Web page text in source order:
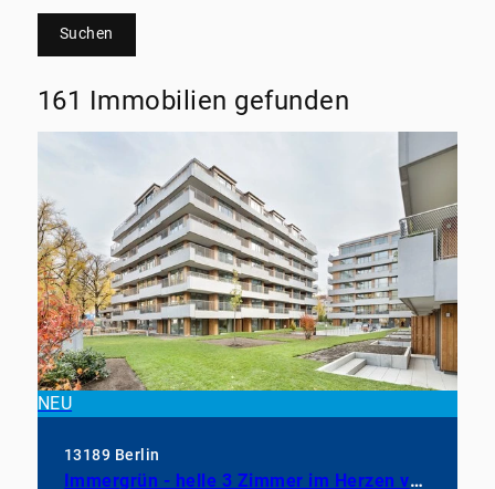
Suchen
161 Immobilien gefunden
NEU
13189 Berlin
Immergrün - helle 3 Zimmer im Herzen von Pankow